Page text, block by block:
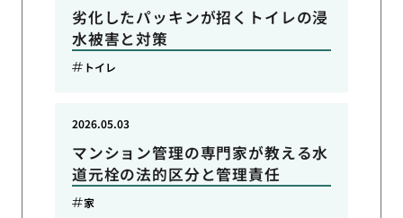
劣化したパッキンが招くトイレの浸
水被害と対策
トイレ
マンション管理の専門家が教える水
道元栓の法的区分と管理責任
2026.05.03
家